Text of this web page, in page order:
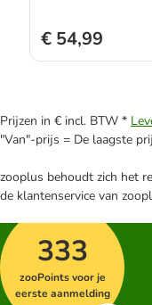
€ 54,99
Prijzen in € incl. BTW *
"Van"-prijs = De laagste
zooplus behoudt zich het
de klantenservice van
333
zooPoints voor je
eerste aanmelding